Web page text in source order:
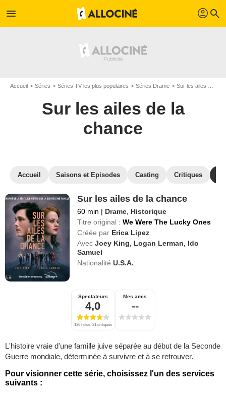
menu profil search
Accueil Séries Séries TV les plus populaires Séries Drame Sur les ailes de la chance
Sur les ailes de la
chance
Accueil Saisons et Episodes Casting Critiques
Sur les ailes de la chance
60 min | Drame Historique
Titre original : We Were The Lucky Ones
Créée par Erica Lipez
Avec Joey King Logan Lerman
Ido
Samuel
Nationalité U.S.A.
Spectateurs
4,0
136 notes, 21 critiques
Mes amis
--
L'histoire vraie d'une famille juive séparée au début de la Seconde
Guerre mondiale, déterminée à survivre et à se retrouver.
Pour visionner cette série, choisissez l'un des services
suivants :